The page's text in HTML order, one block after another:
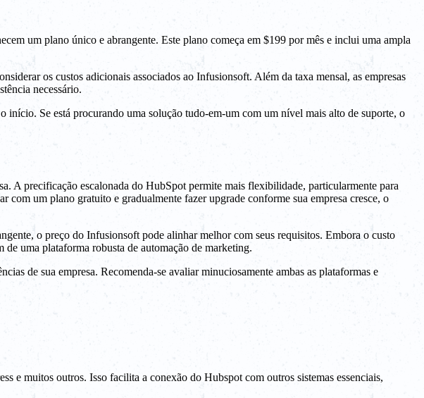
um plano único e abrangente. Este plano começa em $199 por mês e inclui uma ampla
os custos adicionais associados ao Infusionsoft. Além da taxa mensal, as empresas
necessário.
início. Se está procurando uma solução tudo-em-um com um nível mais alto de suporte, o
A precificação escalonada do HubSpot permite mais flexibilidade, particularmente para
com um plano gratuito e gradualmente fazer upgrade conforme sua empresa cresce, o
o preço do Infusionsoft pode alinhar melhor com seus requisitos. Embora o custo
uma plataforma robusta de automação de marketing.
de sua empresa. Recomenda-se avaliar minuciosamente ambas as plataformas e
e muitos outros. Isso facilita a conexão do Hubspot com outros sistemas essenciais,